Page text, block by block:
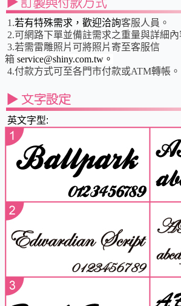
1.若有特殊需求，歡迎洽詢客服人員。
2.可網路下單並備註需求之重量與詳細內
3.若需雷雕照片可將照片寄至客服信
箱 service@shiny.com.tw。
4.付款方式可至各門市付款或ATM轉帳。
英文字型: